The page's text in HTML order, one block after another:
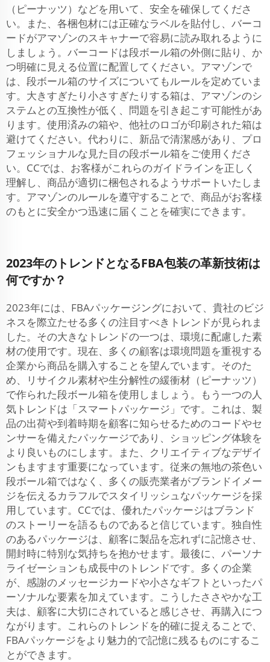
（ピーナッツ）などを用いて、安全を確保してくださ
い。また、各梱包材には正確なラベルを貼付し、バーコ
ードがアマゾンのスキャナーで容易に読み取れるように
しましょう。バーコードは段ボール箱の外側に貼り、か
つ明確に見える位置に配置してください。アマゾンで
は、段ボール箱のサイズについてもルールを定めていま
す。大きすぎたり小さすぎたりする箱は、アマゾンのシ
ステムとの互換性が低く、問題を引き起こす可能性があ
ります。使用済みの箱や、他社のロゴが印刷された箱は
避けてください。代わりに、新品で清潔感があり、プロ
フェッショナルな見た目の段ボール箱をご使用くださ
い。CCでは、お客様がこれらのガイドラインを正しく
理解し、商品が適切に梱包されるようサポートいたしま
す。アマゾンのルールを遵守することで、商品がお客様
のもとに安全かつ迅速に届くことを確実にできます。
2023年のトレンドとなるFBA包装の革新技術は
何ですか？
2023年には、FBAパッケージングにおいて、貴社のビジ
ネスを際立たせる多くの注目すべきトレンドが見られま
した。その大きなトレンドの一つは、環境に配慮した素
材の使用です。現在、多くの顧客は環境問題を重視する
企業から商品を購入することを望んでいます。そのた
め、リサイクル素材や生分解性の緩衝材（ピーナッツ）
で作られた段ボール箱を使用しましょう。もう一つの人
気トレンドは「スマートパッケージ」です。これは、製
品の出荷や到着時期を顧客に知らせるためのコードやセ
ンサーを備えたパッケージであり、ショッピング体験を
より良いものにします。また、クリエイティブなデザイ
ンもますます重要になっています。従来の無地の茶色い
段ボール箱ではなく、多くの販売業者がブランドイメー
ジを伝えるカラフルでスタイリッシュなパッケージを採
用しています。CCでは、優れたパッケージはブランド
のストーリーを語るものであると信じています。独自性
のあるパッケージは、顧客に製品を忘れずに記憶させ、
開封時に特別な気持ちを抱かせます。最後に、パーソナ
ライゼーションも成長中のトレンドです。多くの企業
が、感謝のメッセージカードや小さなギフトといったパ
ーソナルな要素を加えています。こうしたささやかな工
夫は、顧客に大切にされていると感じさせ、再購入につ
ながります。これらのトレンドを的確に捉えることで、
FBAパッケージをより魅力的で記憶に残るものにするこ
とができます。